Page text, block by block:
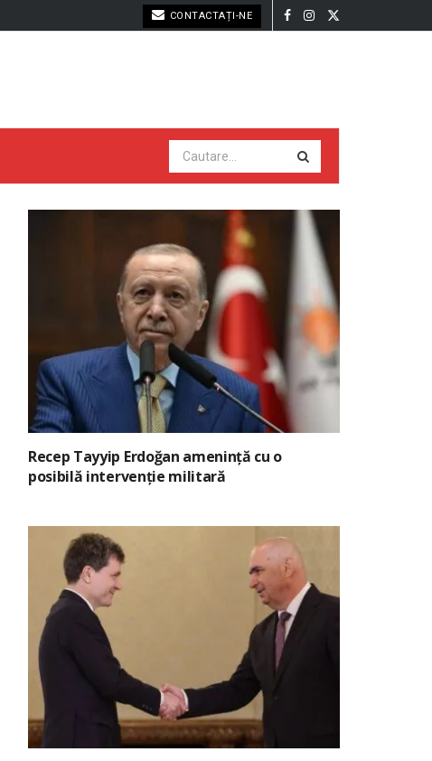
CONTACTAȚI-NE
Recep Tayyip Erdoğan amenință cu o
posibilă intervenție militară